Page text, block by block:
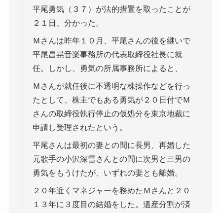
平尾勇気（３７）が法的措置を取ったことが
２１日、分かった。
Ｍさんは昨年１０月、平尾さんの後を継いで
平尾昌晃音楽事務所の代表取締役社長に就
任。しかし、勇気の所属事務所によると、
Ｍさんが就任後に不透明な株操作などを行っ
たとして、株主でもある勇気が２０日付でＭ
さんの取締役執行停止の仮処分を東京地裁に
申請し受理されたという。
平尾さんは最初の妻との間に長男、再婚した
元歌手の小沢深雪さんとの間に次男と三男の
勇気をもうけたが、いずれの妻とも離婚。
２０年近くマネジャーを務めたＭさんと２０
１３年に３度目の結婚をした。遺産分割が済